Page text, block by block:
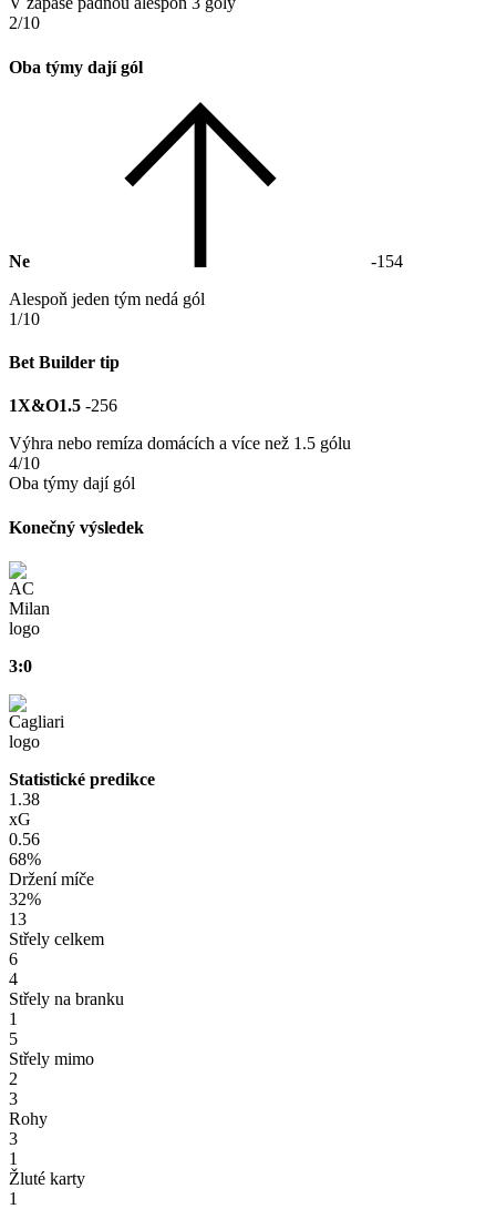
2/10
Oba týmy dají gól
Ne
-154
Alespoň jeden tým nedá gól
1/10
Bet Builder tip
1X&O1.5 -256
Výhra nebo remíza domácích a více než 1.5 gólu
4/10
Oba týmy dají gól
Konečný výsledek
3:0
Statistické predikce
1.38
xG
0.56
68%
Držení míče
32%
13
Střely celkem
6
4
Střely na branku
1
5
Střely mimo
2
3
Rohy
3
1
Žluté karty
1